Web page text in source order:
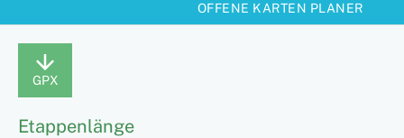
OFFENE KARTEN PLANER
GPX
Etappenlänge